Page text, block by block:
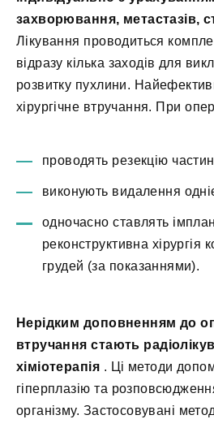
захворювання, метастазів,
Лікування проводиться
відразу кілька заходів для
розвитку пухлини.
хірургічне втручання. При
проводять резекцію
виконують видалення
одночасно ставлять
реконструктивна
грудей (за показаннями).
Нерідким доповненням до
втручання стають
хіміотерапія. Ці методи
гіперплазію та
організму. Застосовувані